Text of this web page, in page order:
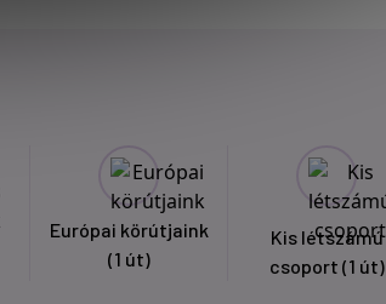
Európai körútjaink
(1 út)
Kis létszámú
csoport (1 út)